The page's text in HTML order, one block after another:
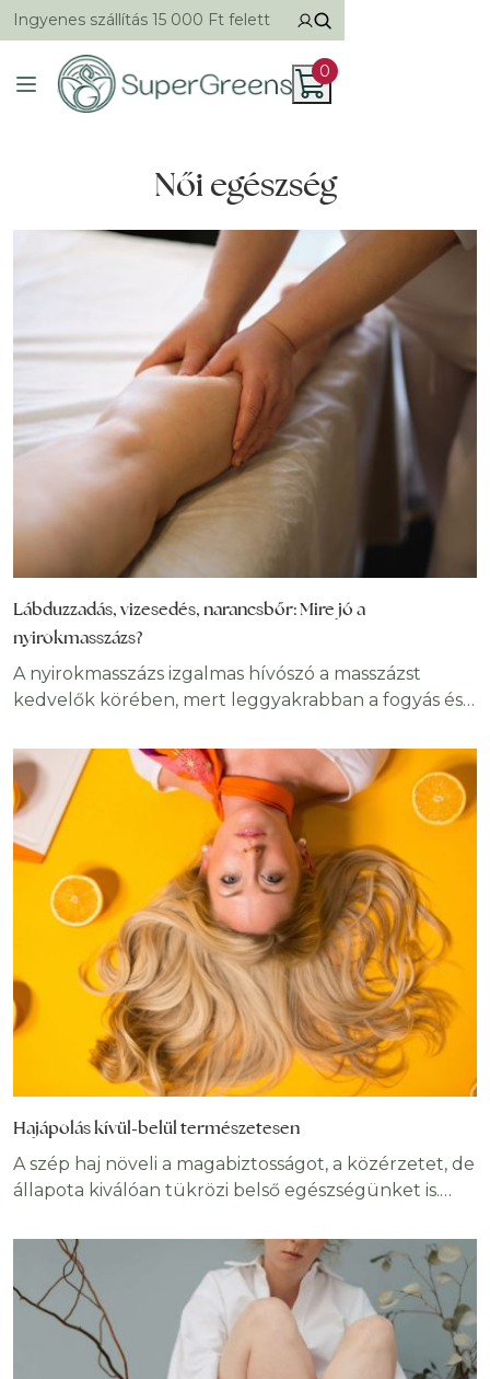
Ingyenes szállítás 15 000 Ft felett
0
Női egészség
Lábduzzadás, vizesedés, narancsbőr: Mire jó a
nyirokmasszázs?
A nyirokmasszázs izgalmas hívószó a masszázst
kedvelők körében, mert leggyakrabban a fogyás és
áldásos hatásai a kezelésnek, azonban a
nyirokkeringés serkentésére irányuló kezelés
lényege a szövetekben keletkezett nyirokfolyadék
elvezetése, ez különbözteti meg a többi masszázstól
is, ezért nevezik drenázsnak vagy víztelenítésnek is.
A nyirokmasszázs során a nyirokcsomók aktiválásával
Hajápolás kívül-belül természetesen
A szép haj növeli a magabiztosságot, a közérzetet, de
állapota kiválóan tükrözi belső egészségünket is.
göndör vagy egyenes – az egészséges hajkoronához
elengedhetetlen a rendszeres hajápolás. Ha a
hajápolásról esik szó, a legtöbben a külső ápolásra
gondolnak elsősorban. Legalább ennyire fontos
azonban, hogy szervezetünket ellássuk a